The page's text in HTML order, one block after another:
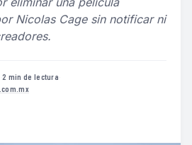
Nicolas Cage sin notificar ni
·2 min de lectura·